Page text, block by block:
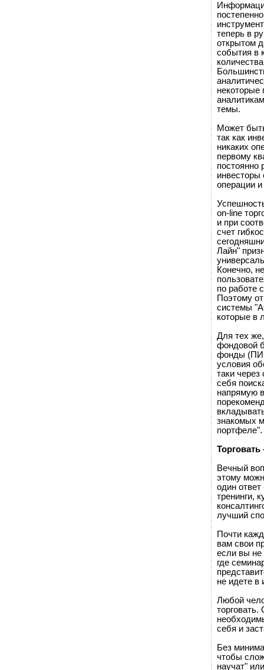
теперь в
открытом
события в
некоторые
темы.
Может
так как
никаких
первому
постоянно
инвесторы
операции
on-line
и при
счет
Лайн"
Конечно,
по работе
Поэтому
системы
которые в
Для тех
фондовой
фонды
условия
таки через
себя
напрямую
знакомых
портфеле".
Вечный
этому
один
тренинги,
лучший
Почти
вам свои
если вы не
где
не идете в
Любой
торговать.
себя и
Без
чтобы
научат"